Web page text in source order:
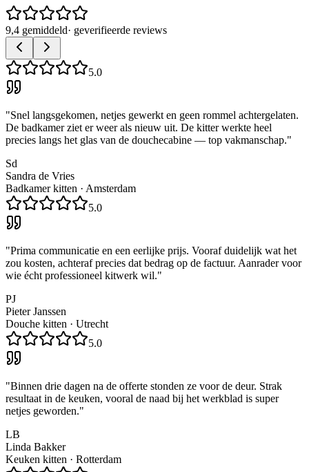
9,4 gemiddeld· geverifieerde reviews
5.0
"Snel langsgekomen, netjes gewerkt en geen rommel achtergelaten.
De badkamer ziet er weer als nieuw uit. De kitter werkte heel
precies langs het glas van de douchecabine — top vakmanschap."
Sd
Sandra de Vries
Badkamer kitten · Amsterdam
5.0
"Prima communicatie en een eerlijke prijs. Vooraf duidelijk wat het
zou kosten, achteraf precies dat bedrag op de factuur. Aanrader voor
wie écht professioneel kitwerk wil."
PJ
Pieter Janssen
Douche kitten · Utrecht
5.0
"Binnen drie dagen na de offerte stonden ze voor de deur. Strak
resultaat in de keuken, vooral de naad bij het werkblad is super
netjes geworden."
LB
Linda Bakker
Keuken kitten · Rotterdam